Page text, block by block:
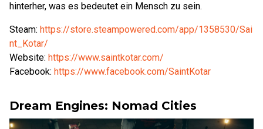
hinterher, was es bedeutet ein Mensch zu sein.
Steam: https://store.steampowered.com/app/1358530/Sai
nt_Kotar/
Website: https://www.saintkotar.com/
Facebook: https://www.facebook.com/SaintKotar
Dream Engines: Nomad Cities